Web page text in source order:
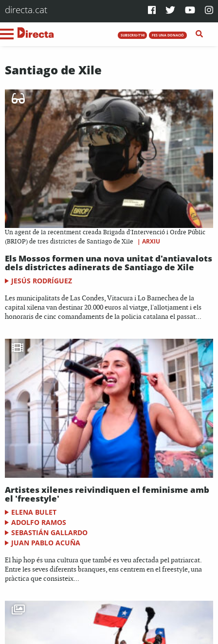
directa.cat
SUBSCRIU-T'HI FES UNA DONACIÓ
Santiago de Xile
Un agent de la recentment creada Brigada d'Intervenció i Ordre Públic
(BRIOP) de tres districtes de Santiago de Xile
| ARXIU
Els Mossos formen una nova unitat d'antiavalots
dels districtes adinerats de Santiago de Xile
JESÚS RODRÍGUEZ
Les municipalitats de Las Condes, Vitacura i Lo Barnechea de la
capital xilena van destinar 20.000 euros al viatge, l'allotjament i els
honoraris de cinc comandaments de la policia catalana el passat...
Artistes xilenes reivindiquen el feminisme amb
el 'freestyle'
ELENA BULET
ADOLFO RAMOS
SEBASTIÁN GALLARDO
JUAN PABLO ACUÑA
El hip hop és una cultura que també es veu afectada pel patriarcat.
Entre les seves diferents branques, ens centrem en el freestyle, una
pràctica que consisteix...